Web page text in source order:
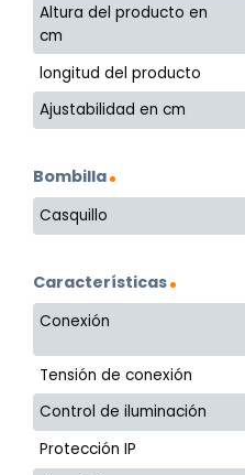
Altura del producto en
cm
longitud del producto
Ajustabilidad en cm
Bombilla
Casquillo
Características
Conexión
Tensión de conexión
Control de iluminación
Protección IP